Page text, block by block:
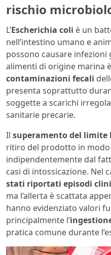
rischio
L’Escherichia coli è un
nell’intestino umano e
possono causare infezioni
alimenti di origine marina
contaminazioni fecali
presenta soprattutto
soggette a scarichi
sanitarie precarie.
Il superamento del limite
ritiro del prodotto in
indipendentemente dal
casi di intossicazione. Nel
stati riportati episodi
ma l’allerta è scattata
hanno evidenziato valori
principalmente l’
pratica comune durante